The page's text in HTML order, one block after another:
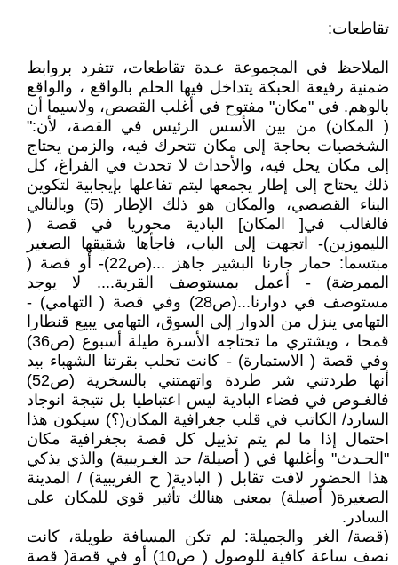
تقاطعات:
الملاحظ في المجموعة عـدة تقاطعات، تتفرد بروابط
ضمنية رفيعة الحبكة يتداخل فيها الحلم بالواقع ، والواقع
بالوهم. في "مكان" مفتوح في أغلب القصص، ولاسيما أن
( المكان) من بين الأسس الرئيس في القصة، لأن:"
الشخصيات بحاجة إلى مكان تتحرك فيه، والزمن يحتاج
إلى مكان يحل فيه، والأحداث لا تحدث في الفراغ، كل
ذلك يحتاج إلى إطار يجمعها ليتم تفاعلها بإيجابية لتكوين
البناء القصصي، والمكان هو ذلك الإطار (5) وبالتالي
فالغالب في[ المكان] البادية محوريا في قصة (
الليموزين)- اتجهت إلى الباب، فاجأها شقيقها الصغير
مبتسما: حمار جارنا البشير جاهز ...(ص22)- أو قصة (
الممرضة) - أعمل بمستوصف القرية.... لا يوجد
مستوصف في دوارنا...(ص28) وفي قصة ( التهامي) -
التهامي ينزل من الدوار إلى السوق، التهامي يبيع قنطارا
قمحا ، ويشتري ما تحتاجه الأسرة طيلة أسبوع (ص36)
وفي قصة ( الاستمارة) - كانت تحلب بقرتنا الشهباء بيد
أنها طردتني شر طردة واتهمتني بالسخرية (ص52)
فالغـوص في فضاء البادية ليس اعتباطيا بل نتيجة انوجاد
السارد/ الكاتب في قلب جغرافية المكان(؟) سيكون هذا
احتمال إذا ما لم يتم تذييل كل قصة بجغرافية مكان
"الحـدث" وأغلبها في ( أصيلة/ حد الغـريبية) والذي يذكي
هذا الحضور لافت تقابل ( البادية( ح الغريبية) / المدينة
الصغيرة( أصيلة) بمعنى هنالك تأثير قوي للمكان على
السادر.
(قصة/ الغر والجميلة: لم تكن المسافة طويلة، كانت
نصف ساعة كافية للوصول ( ص10) أو في قصة( قصة